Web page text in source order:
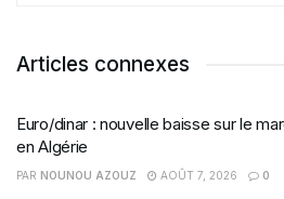
Articles connexes
Euro/dinar : nouvelle baisse sur le
en Algérie
PAR NOUNOU AZOUZ AOÛT 7, 2026 0